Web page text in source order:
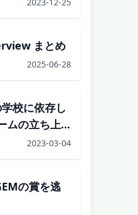
まとめ
2025-06-28
校に依存し
ムの立ち上
忘録2023-03-04
の賞を逃